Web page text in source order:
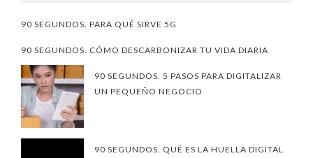
90 SEGUNDOS. PARA QUÉ SIRVE 5G
90 SEGUNDOS. CÓMO DESCARBONIZAR TU VIDA DIARIA
90 SEGUNDOS. 5 PASOS PARA DIGITALIZAR
UN PEQUEÑO NEGOCIO
90 SEGUNDOS. QUÉ ES LA HUELLA DIGITAL